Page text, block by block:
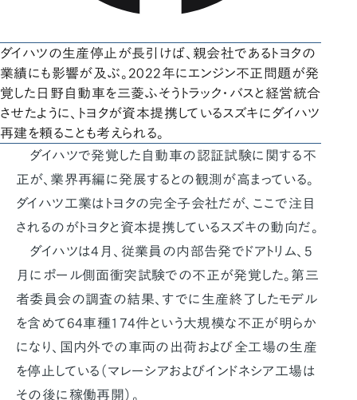
ダイハツの生産停止が長引けば、親会社であるトヨタの
業績にも影響が及ぶ。2022年にエンジン不正問題が発
覚した日野自動車を三菱ふそうトラック・バスと経営統合
させたように、トヨタが資本提携しているスズキにダイハツ
再建を頼ることも考えられる。
ダイハツで発覚した自動車の認証試験に関する不
正が、業界再編に発展するとの観測が高まっている。
ダイハツ工業はトヨタの完全子会社だが、ここで注目
されるのがトヨタと資本提携しているスズキの動向だ。
ダイハツは4月、従業員の内部告発でドアトリム、5
月にポール側面衝突試験での不正が発覚した。第三
者委員会の調査の結果、すでに生産終了したモデル
を含めて64車種174件という大規模な不正が明らか
になり、国内外での車両の出荷および全工場の生産
を停止している（マレーシアおよびインドネシア工場は
その後に稼働再開）。